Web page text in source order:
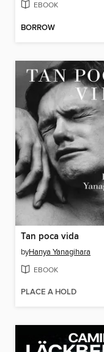
EBOOK
BORROW
Tan poca vida
byHanya Yanagihara
EBOOK
PLACE A HOLD